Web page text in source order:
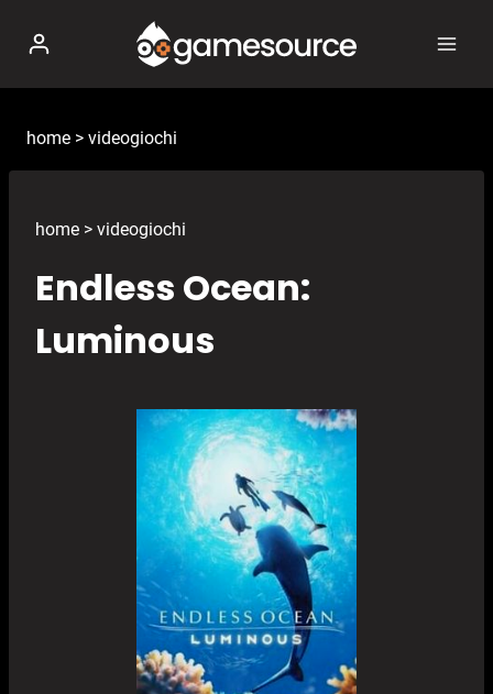
contenuto
home > videogiochi
home > videogiochi
Endless Ocean:
Luminous